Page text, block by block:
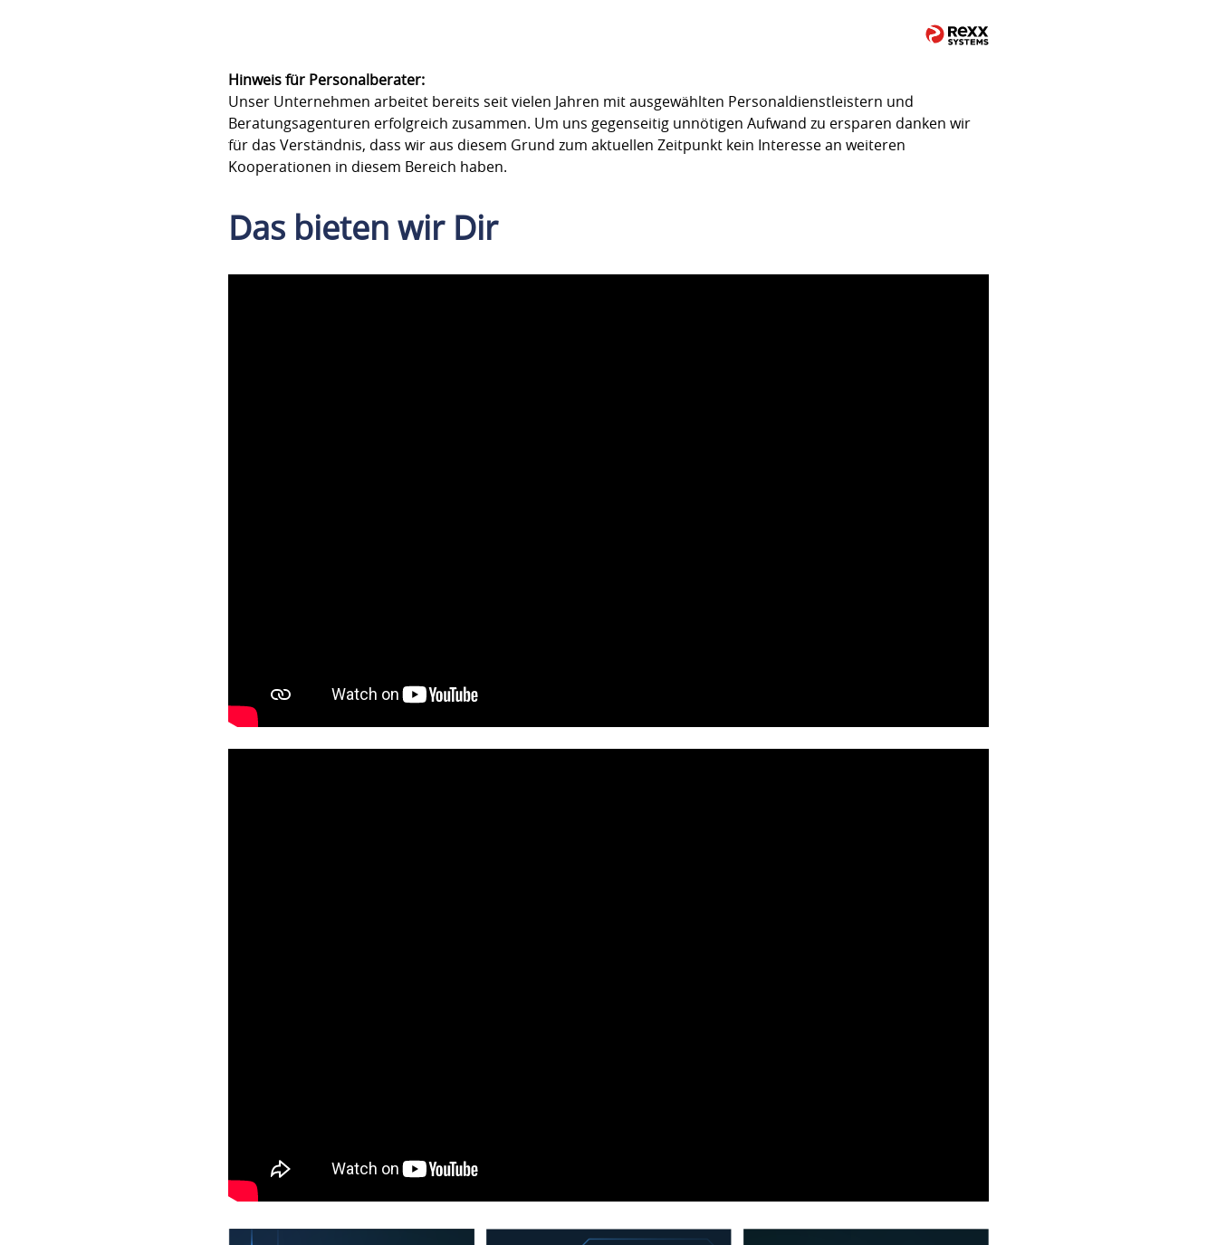
Hinweis für Personalberater:
Unser Unternehmen arbeitet bereits seit vielen Jahren mit ausgewählten Personaldienstleistern und
Beratungsagenturen erfolgreich zusammen. Um uns gegenseitig unnötigen Aufwand zu ersparen danken wir
für das Verständnis, dass wir aus diesem Grund zum aktuellen Zeitpunkt kein Interesse an weiteren
Kooperationen in diesem Bereich haben.
Das bieten wir Dir